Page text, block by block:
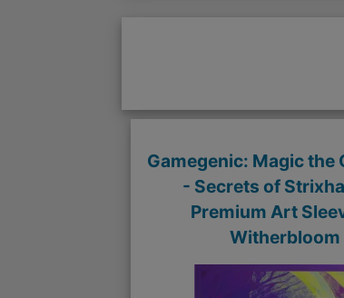
Gamegenic: Magic the
- Secrets of
Premium Art
Witherbloom